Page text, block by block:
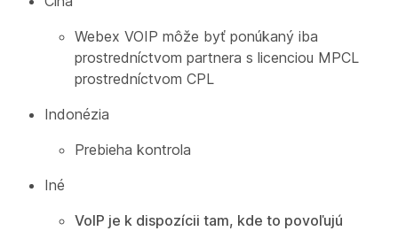
Webex VOIP môže byť ponúkaný iba
prostredníctvom partnera s licenciou MPCL
prostredníctvom CPL
Indonézia
Prebieha kontrola
Iné
VoIP je k dispozícii tam, kde to povoľujú